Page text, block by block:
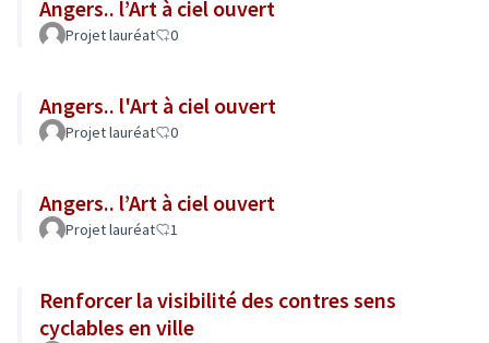
Angers.. l’Art à ciel ouvert
Projet lauréat 0
Angers.. l'Art à ciel ouvert
Projet lauréat 0
Angers.. l’Art à ciel ouvert
Projet lauréat 1
Renforcer la visibilité des contres sens
cyclables en ville